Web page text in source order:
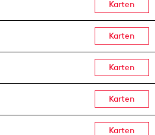
Karten
Karten
Karten
Karten
Karten